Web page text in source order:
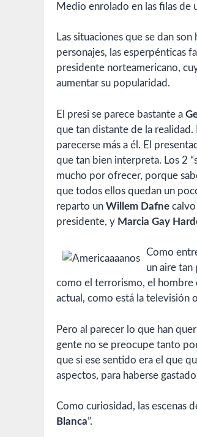
Medio enrolado en las filas
Las situaciones que se dan
personajes, las esperpénticas
presidente norteamericano,
aumentar su popularidad.
El presi se parece bastante a
que tan distante de la
parecerse más a él. El
que tan bien interpreta. Los 2
mucho por ofrecer, porque
que todos ellos quedan un
reparto un Willem Dafne
presidente, y Marcia Gay
Como
un aire tan
como el terrorismo, el hombre
actual, como está la televisión
Pero al parecer lo que han
gente no se preocupe tanto
que si ese sentido era el que
aspectos, para haberse
Como curiosidad, las escenas
Blanca”.